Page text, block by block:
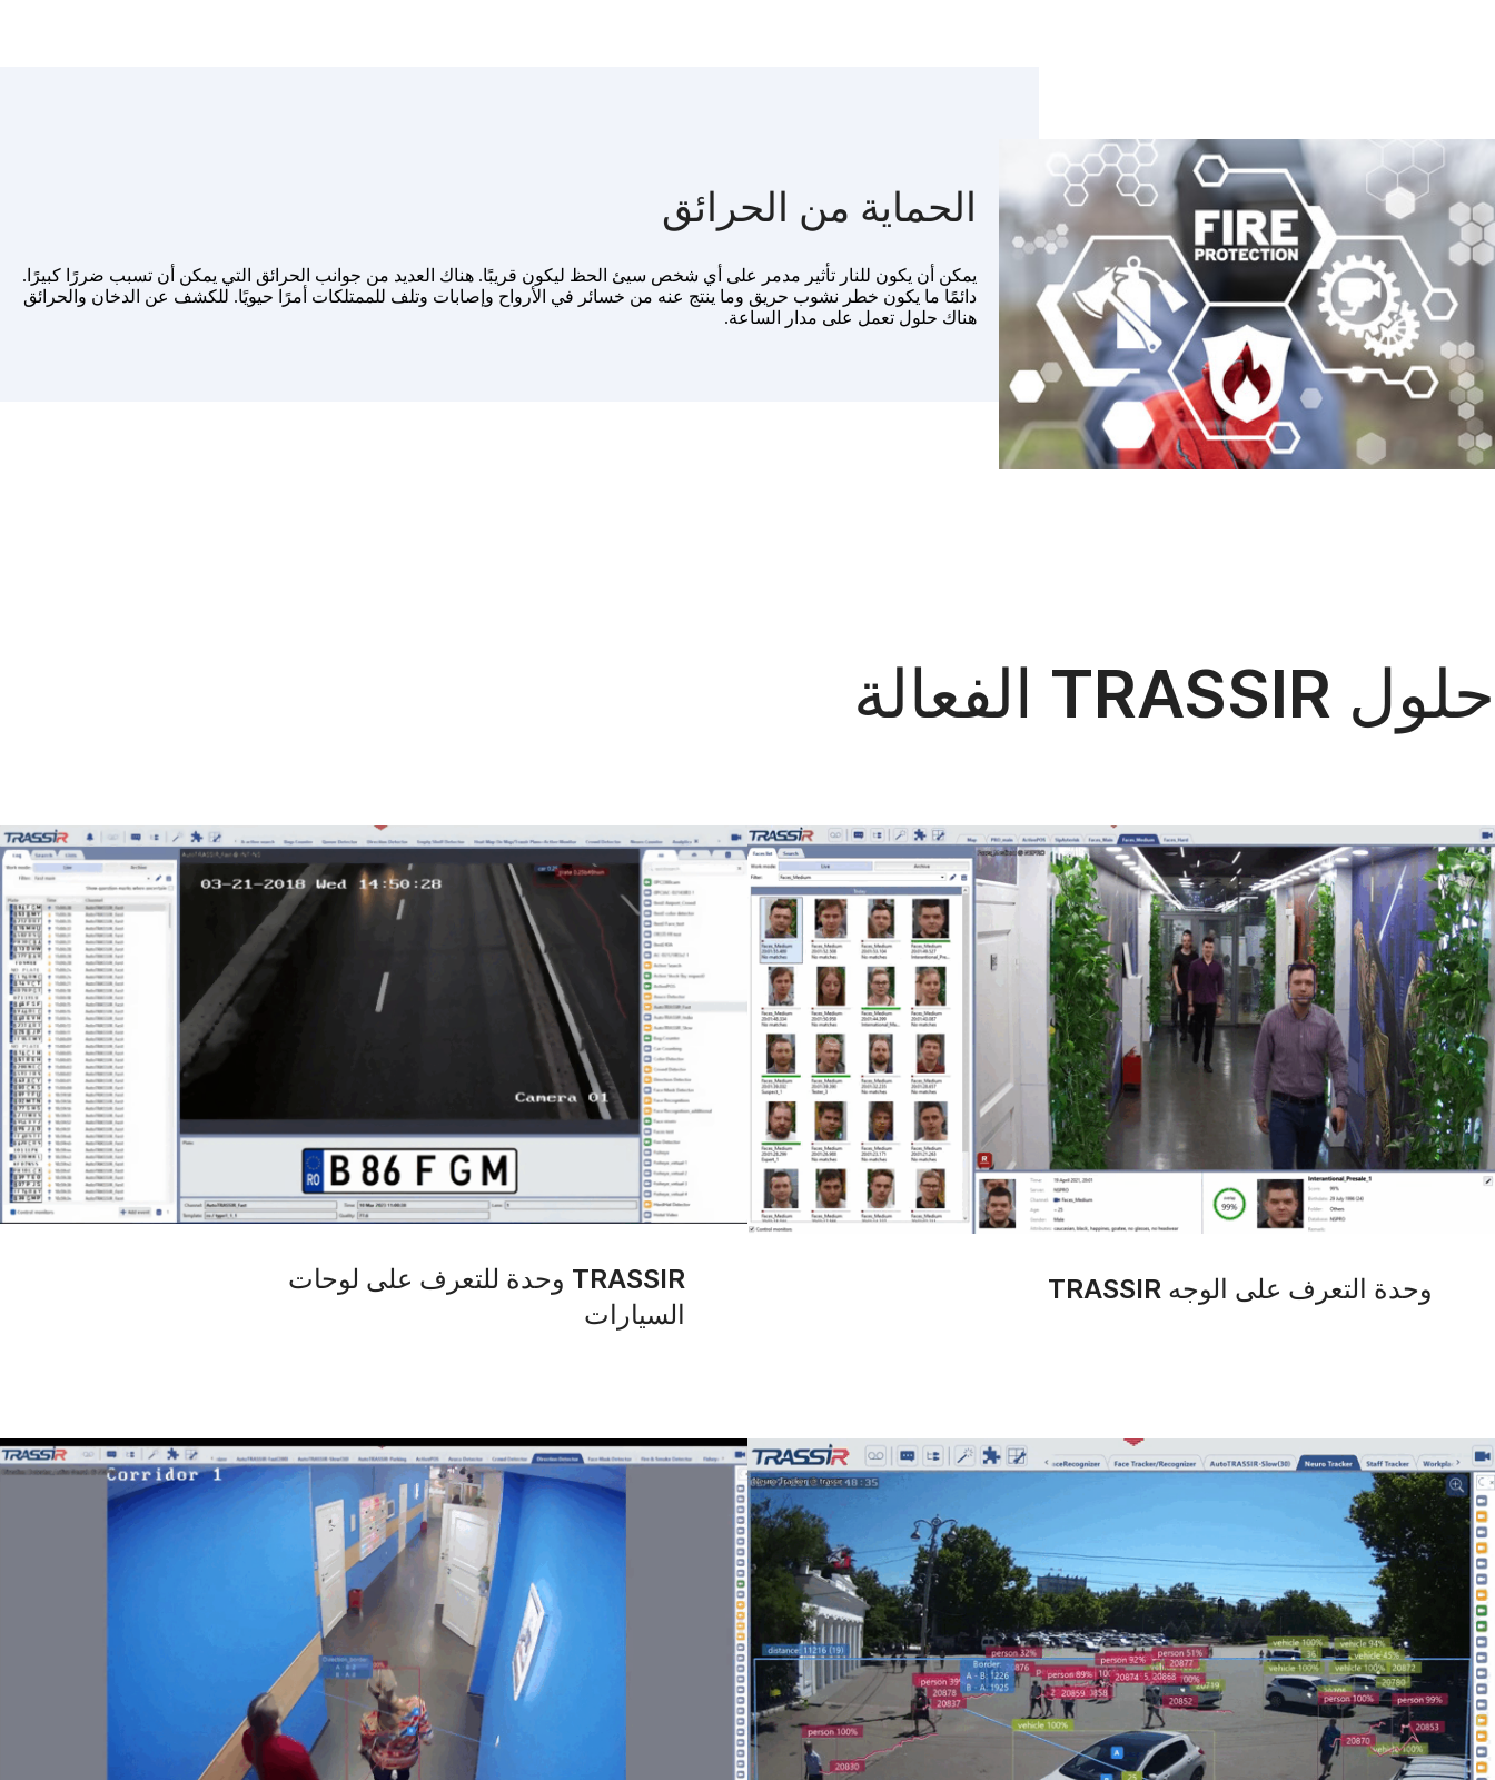
الحماية من الحرائق
يمكن أن يكون للنار تأثير مدمر على أي شخص سيئ الحظ ليكون قريبًا. هناك العديد من جوانب الحرائق التي يمكن أن تسبب ضررًا كبيرًا.
دائمًا ما يكون خطر نشوب حريق وما ينتج عنه من خسائر في الأرواح وإصابات وتلف للممتلكات أمرًا حيويًا. للكشف عن الدخان والحرائق
هناك حلول تعمل على مدار الساعة.
حلول TRASSIR الفعالة
وحدة التعرف على الوجه TRASSIR
TRASSIR وحدة للتعرف على لوحات
السيارات